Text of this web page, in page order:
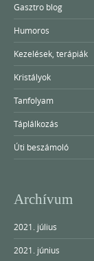
Gasztro blog
Humoros
Kezelések, terápiák
Kristályok
Tanfolyam
Táplálkozás
Úti beszámoló
Archívum
2021. július
2021. június